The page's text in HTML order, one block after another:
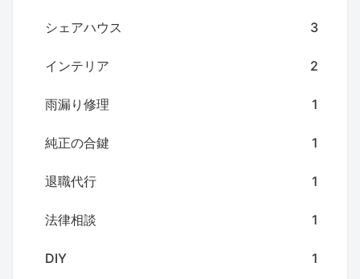
シェアハウス 3
インテリア 2
雨漏り修理 1
純正の合鍵 1
退職代行 1
法律相談 1
DIY 1